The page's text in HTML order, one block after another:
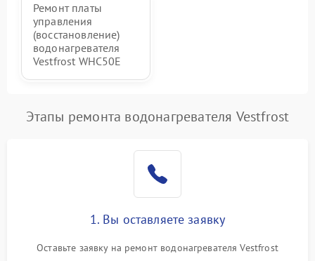
Ремонт платы
управления
(восстановление)
водонагревателя
Vestfrost WHC50E
Этапы ремонта водонагревателя Vestfrost
1. Вы оставляете заявку
Оставьте заявку на ремонт водонагревателя Vestfrost